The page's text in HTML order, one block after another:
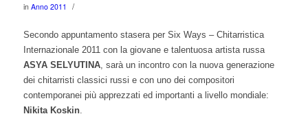
in Anno 2011 /
Secondo appuntamento stasera per Six Ways – Chitarristica
Internazionale 2011 con la giovane e talentuosa artista russa
ASYA SELYUTINA, sarà un incontro con la nuova generazione
dei chitarristi classici russi e con uno dei compositori
contemporanei più apprezzati ed importanti a livello mondiale:
Nikita Koskin.